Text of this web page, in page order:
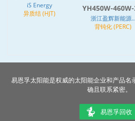
iS Energy
异质结 (HJT)
YH450W-
浙江盈辉新能源
背钝化 (PERC)
易恩孚太阳能是权威的太阳能企业和产品名
确且联系紧密。
易恩孚回收